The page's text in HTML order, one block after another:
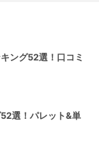
ング52選！口コミ
選！パレット&単